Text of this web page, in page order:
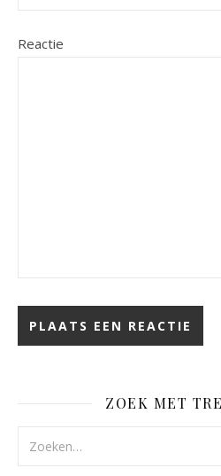
Reactie
ZOEK MET